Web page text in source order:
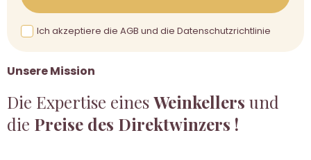
Unsere Mission
Die Expertise einesWeinkellers und
die Preise des Direktwinzers !
Ich akzeptiere die AGB und die Datenschutzrichtlinie